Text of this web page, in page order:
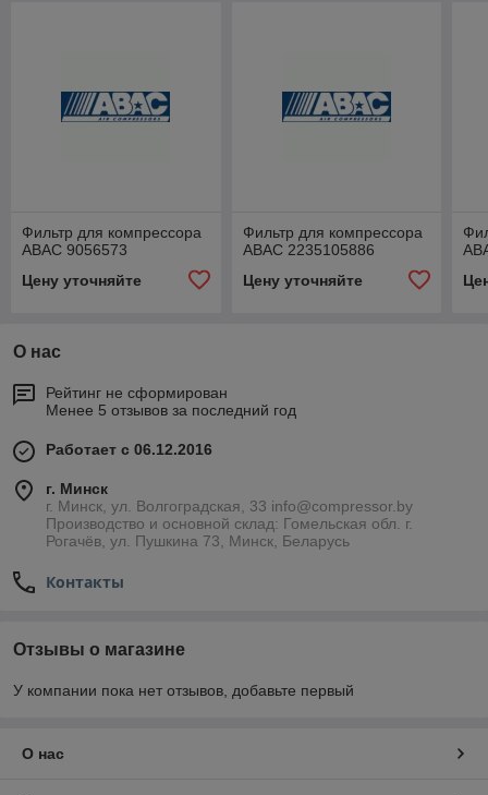
Фильтр для компрессора
ABAC 9056573
Цену уточняйте
Фильтр для компрессора
ABAC 2235105886
Цену уточняйте
О нас
Рейтинг не сформирован
Менее 5 отзывов за последний год
Работает с 06.12.2016
г. Минск
г. Минск, ул. Волгоградская, 33 info@compressor.by
Производство и основной склад: Гомельская обл. г.
Рогачёв, ул. Пушкина 73, Минск, Беларусь
Контакты
Отзывы о магазине
У компании пока нет отзывов, добавьте первый
О нас